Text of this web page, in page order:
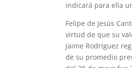
indicará para ella
Felipe de Jesús
virtud de que su
Jaime Rodríguez
de su promedio